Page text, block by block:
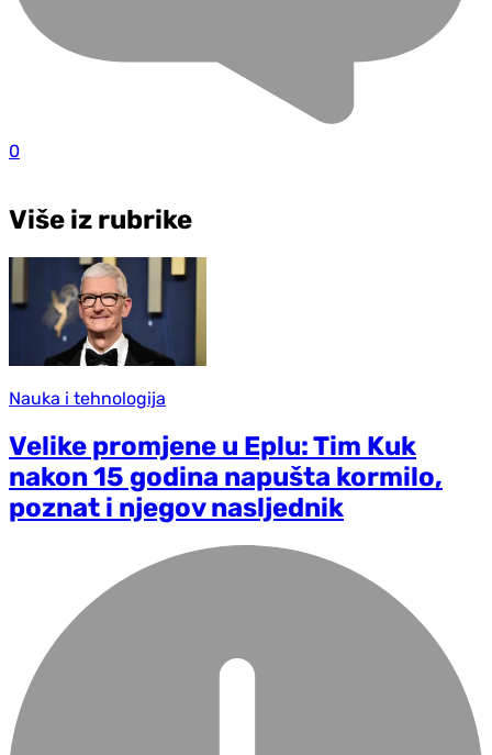
0
Više iz rubrike
Nauka i tehnologija
Velike promjene u Eplu: Tim Kuk
nakon 15 godina napušta kormilo,
poznat i njegov nasljednik